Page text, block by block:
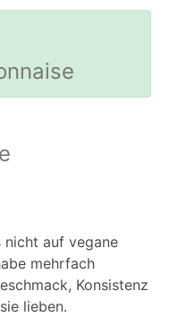
nicht auf vegane
mehrfach
Konsistenz
lieben.